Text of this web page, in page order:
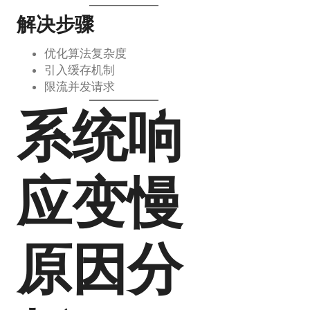
解决步骤
优化算法复杂度
引入缓存机制
限流并发请求
系统响
应变慢
原因分